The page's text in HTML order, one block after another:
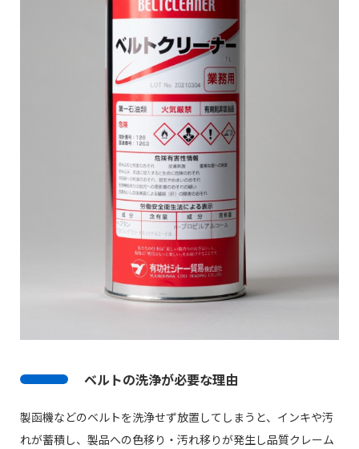
ベルトの洗浄が必要な理由
製函機などのベルトを洗浄せず放置してしまうと、インキや汚
れが蓄積し、製品への色移り・汚れ移りが発生し品質クレーム